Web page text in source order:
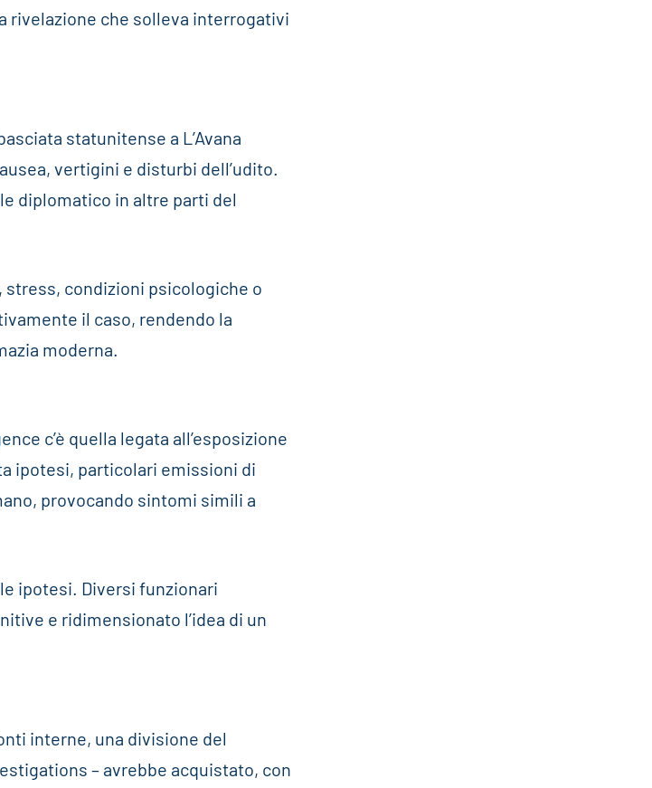
rivelazione che solleva interrogativi
statunitense a L’Avana
vertigini e disturbi dell’udito.
diplomatico in altre parti del
condizioni psicologiche o
il caso, rendendo la
moderna.
c’è quella legata all’esposizione
ipotesi, particolari emissioni di
provocando sintomi simili a
ipotesi. Diversi funzionari
e ridimensionato l’idea di un
interne, una divisione del
– avrebbe acquistato, con